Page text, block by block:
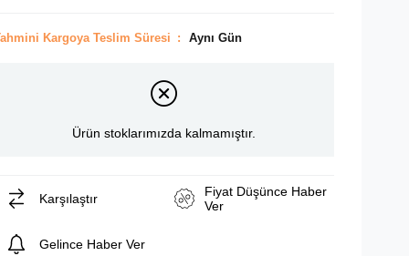
Kargoya Teslim Süresi : Aynı Gün
Ürün stoklarımızda kalmamıştır.
Karşılaştır
Fiyat Düşünce Haber
Ver
Gelince Haber Ver